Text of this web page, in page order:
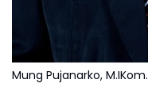
Mung Pujanarko, M.IKom.